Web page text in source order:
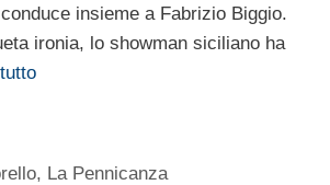
insieme a Fabrizio Biggio.
ironia, lo showman siciliano ha
, La Pennicanza